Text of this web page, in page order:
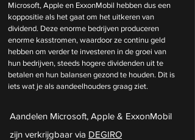
Microsoft, Apple en ExxonMobil hebben dus een
koppositie als het gaat om het uitkeren van
dividend. Deze enorme bedrijven produceren
enorme kasstromen, waardoor ze continu geld
hebben om verder te investeren in de groei van
hun bedrijven, steeds hogere dividenden uit te
betalen en hun balansen gezond te houden. Dit is
iets wat je als aandeelhouders graag ziet.
Aandelen Microsoft, Apple & ExxonMobil
zijn verkrijgbaar via DEGIRO